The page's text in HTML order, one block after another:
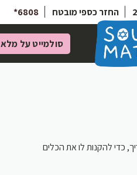
החזר כספי מובטח 6808*
סולמייט על מלא
כדי להקנות לו את הכלים